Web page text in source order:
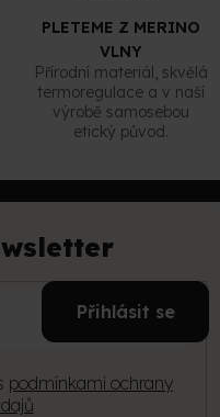
PLETEME Z MERINO
VLNY
Přírodní materiál, skvělá
termoregulace a v naší
výrobě samosebou
etický původ.
podmínkami ochrany
Přihlásit se